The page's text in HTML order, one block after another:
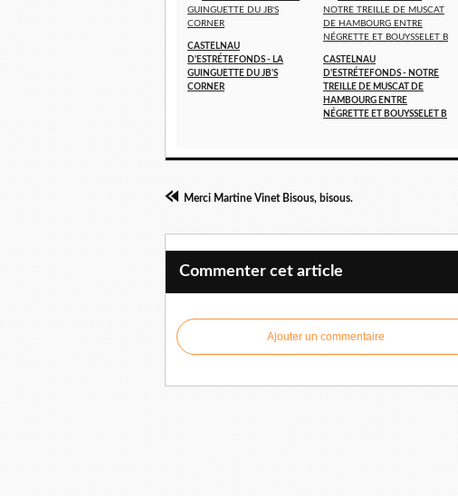
CASTELNAU
D'ESTRÉTEFONDS - LA
GUINGUETTE DU JB'S
CORNER
CASTELNAU
D'ESTRÉTEFONDS - NOTRE
TREILLE DE MUSCAT DE
HAMBOURG ENTRE
NÉGRETTE ET BOUYSSELET B
Merci Martine Vinet Bisous, bisous.
Commenter cet article
Ajouter un commentaire